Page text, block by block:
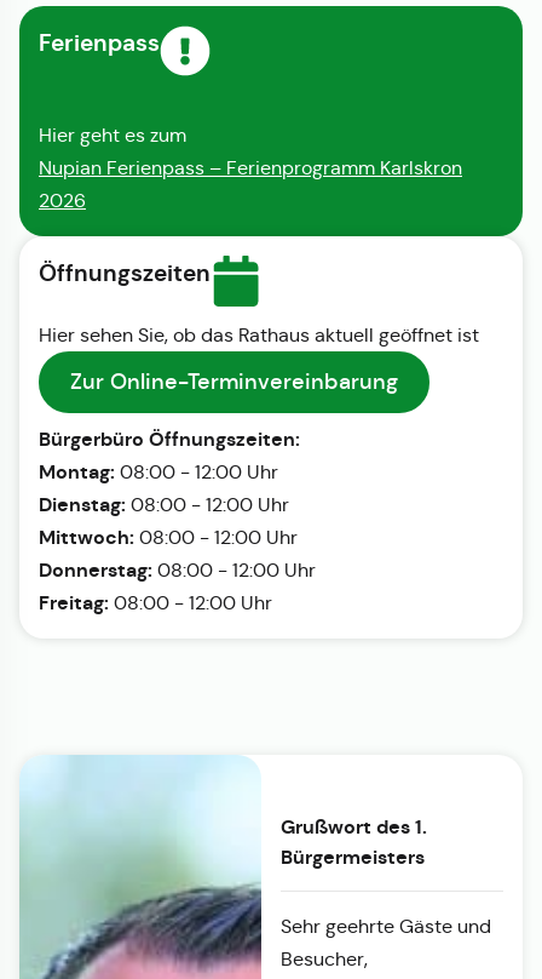
Ferienpass
Hier geht es zum
Nupian Ferienpass – Ferienprogramm Karlskron
2026
Öffnungszeiten
Hier sehen Sie, ob das Rathaus aktuell geöffnet ist
Zur Online-Terminvereinbarung
Bürgerbüro Öffnungszeiten:
Montag: 08:00 - 12:00 Uhr
Dienstag: 08:00 - 12:00 Uhr
Mittwoch: 08:00 - 12:00 Uhr
Donnerstag: 08:00 - 12:00 Uhr
Freitag: 08:00 - 12:00 Uhr
Grußwort des 1.
Bürgermeisters
Sehr geehrte Gäste und
Besucher,